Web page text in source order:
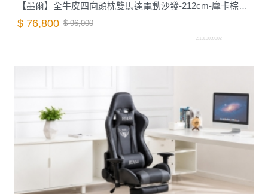
【墨爾】全牛皮四向頭枕雙馬達電動沙發-212cm-摩卡棕｜德新家具
$ 76,800 $ 96,000
Z1010009002